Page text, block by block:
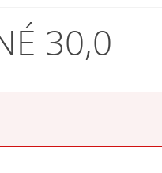
PŮJČOVNÍ
30,0